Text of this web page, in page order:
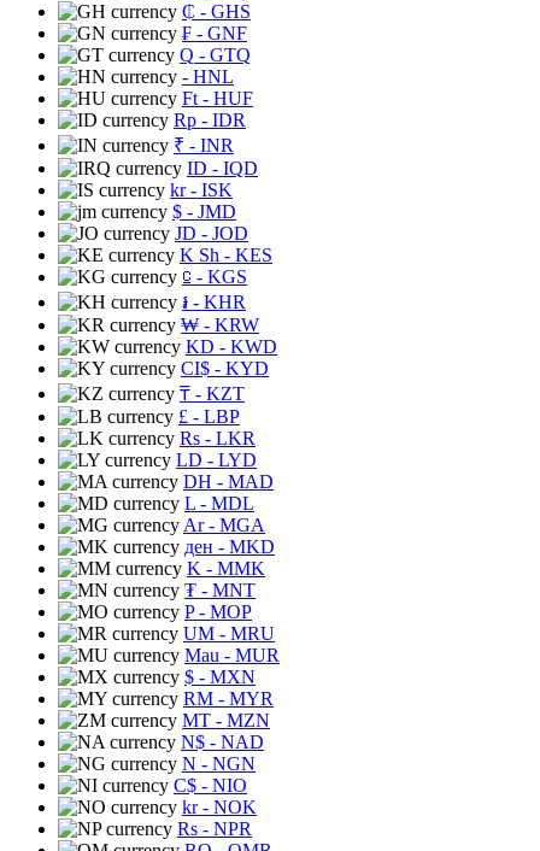
₵ - GHS
₣ - GNF
Q - GTQ
- HNL
Ft - HUF
Rp - IDR
₹ - INR
ID - IQD
kr- ISK
$ - JMD
JD - JOD
K Sh - KES
⃀ - KGS
៛ - KHR
₩ - KRW
KD - KWD
CI$ - KYD
₸ - KZT
£ - LBP
Rs - LKR
LD - LYD
DH - MAD
L - MDL
Ar- MGA
ден - MKD
K - MMK
₮ - MNT
P- MOP
UM - MRU
Mau - MUR
$ - MXN
RM - MYR
MT - MZN
N$ - NAD
N - NGN
C$ - NIO
kr- NOK
Rs - NPR